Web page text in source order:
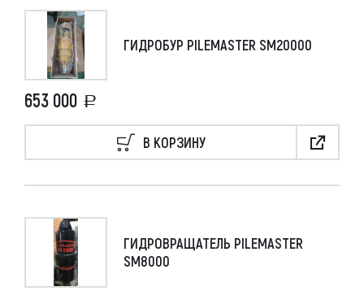
ГИДРОБУР PILEMASTER SM20000
653 000
В КОРЗИНУ
ГИДРОВРАЩАТЕЛЬ PILEMASTER
SM8000